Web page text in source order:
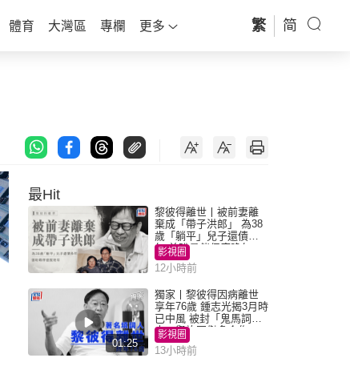
體育 大灣區 專欄 更多 繁 简
最Hit
黎彼得離世丨被前妻離
棄成「帶子洪郎」 為38
歲「躺平」兒子還債多
年 曾盼尋伴侶度晚年
影視圈
12小時前
01:25
獨家丨黎彼得因病離世
享年76歲 鍾志光揭3月時
已中風 被封「鬼馬詞
人」與許冠傑多合作
影視圈
13小時前